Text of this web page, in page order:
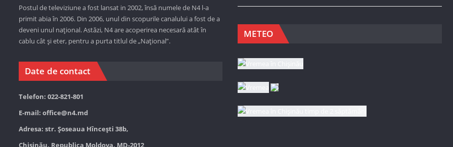
Postul de televiziune a fost lansat in 2002, însă numele de N4 l-a
primit abia în 2006. Din 2006, unul din scopurile canalului a fost de a
deveni unul național. Astăzi, N4 are acoperirea necesară atât în
cablu cât și eter, pentru a purta titlul de „Național”.
Date de contact
Telefon: 022-821-801
E-mail: office@n4.md
Adresa: str. Șoseaua Hînceşti 38b,
Chișinău, Republica Moldova, MD-2012
METEO